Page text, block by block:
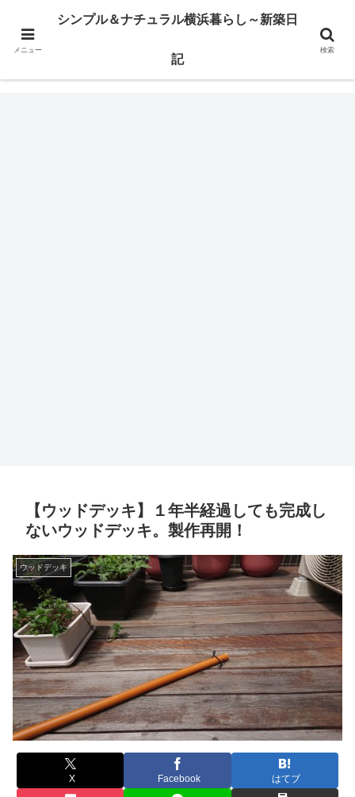
横浜市某区で注文住宅の建築日記とか、ウッドデッキのこととかを書いてます
シンプル＆ナチュラル横浜暮らし～新築日記
【ウッドデッキ】１年半経過しても完成し
ないウッドデッキ。製作再開！
ウッドデッキ
X Facebook はてブ
メニュー
シンプル＆ナチュラル横浜暮らし～新築日
記
検索